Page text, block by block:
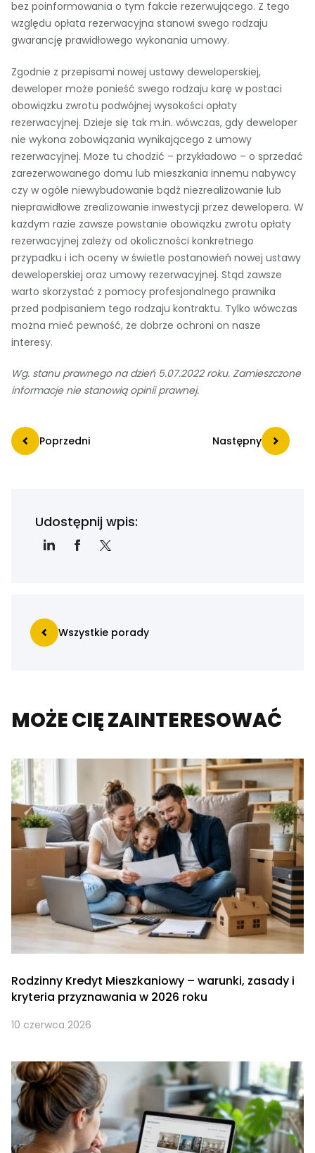
bez poinformowania o tym fakcie rezerwującego. Z tego
względu opłata rezerwacyjna stanowi swego rodzaju
gwarancję prawidłowego wykonania umowy.
Zgodnie z przepisami nowej ustawy deweloperskiej,
deweloper może ponieść swego rodzaju karę w postaci
obowiązku zwrotu podwójnej wysokości opłaty
rezerwacyjnej. Dzieje się tak m.in. wówczas, gdy deweloper
nie wykona zobowiązania wynikającego z umowy
rezerwacyjnej. Może tu chodzić – przykładowo – o sprzedać
zarezerwowanego domu lub mieszkania innemu nabywcy
czy w ogóle niewybudowanie bądź niezrealizowanie lub
nieprawidłowe zrealizowanie inwestycji przez dewelopera. W
każdym razie zawsze powstanie obowiązku zwrotu opłaty
rezerwacyjnej zależy od okoliczności konkretnego
przypadku i ich oceny w świetle postanowień nowej ustawy
deweloperskiej oraz umowy rezerwacyjnej. Stąd zawsze
warto skorzystać z pomocy profesjonalnego prawnika
przed podpisaniem tego rodzaju kontraktu. Tylko wówczas
można mieć pewność, że dobrze ochroni on nasze
interesy.
Wg. stanu prawnego na dzień 5.07.2022 roku. Zamieszczone
informacje nie stanowią opinii prawnej.
Poprzedni Następny
Udostępnij wpis:
Wszystkie porady
MOŻE CIĘ ZAINTERESOWAĆ
Rodzinny Kredyt Mieszkaniowy – warunki, zasady i
kryteria przyznawania w 2026 roku
10 czerwca 2026